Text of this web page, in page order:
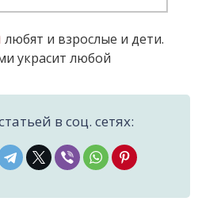
любят и взрослые и дети.
украсит любой
в соц. сетях: